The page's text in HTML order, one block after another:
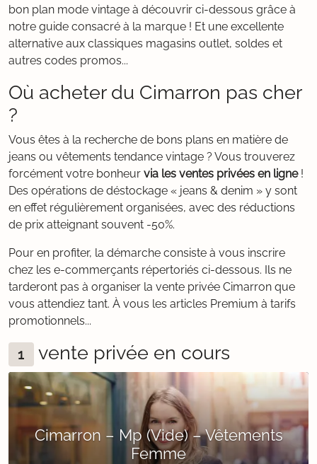
bon plan mode vintage à découvrir ci-dessous grâce à
notre guide consacré à la marque ! Et une excellente
alternative aux classiques magasins outlet, soldes et
autres codes promos...
Où acheter du Cimarron pas cher
?
Vous êtes à la recherche de bons plans en matière de
jeans ou vêtements tendance vintage ? Vous trouverez
forcément votre bonheur via les ventes privées en ligne!
Des opérations de déstockage « jeans & denim » y sont
en effet régulièrement organisées, avec des réductions
de prix atteignant souvent -50%.
Pour en profiter, la démarche consiste à vous inscrire
chez les e-commerçants répertoriés ci-dessous. Ils ne
tarderont pas à organiser la vente privée Cimarron que
vous attendiez tant. À vous les articles Premium à tarifs
promotionnels...
1 vente privée en cours
Cimarron – Mp (Vide) – Vêtements
Femme